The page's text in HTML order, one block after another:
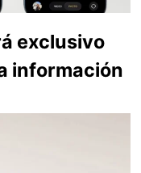
exclusivo
información